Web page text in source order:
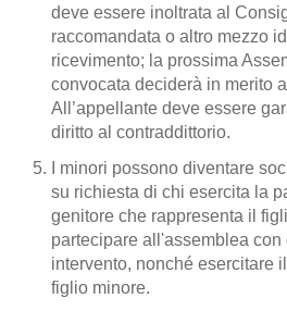
deve essere inoltrata al
raccomandata o altro mezzo
ricevimento; la prossima
convocata deciderà in merito
All’appellante deve essere
diritto al contraddittorio.
I minori possono diventare
su richiesta di chi esercita la
genitore che rappresenta il
partecipare all'assemblea con
intervento, nonché esercitare
figlio minore.